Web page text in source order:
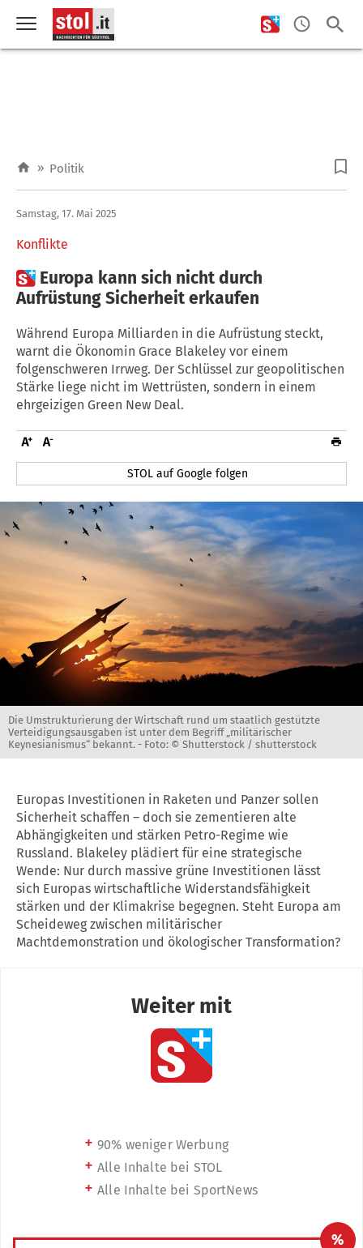
» Politik
Konflikte
Samstag, 17. Mai 2025
 Europa kann sich nicht durch
Aufrüstung Sicherheit erkaufen
Während Europa Milliarden in die Aufrüstung steckt,
warnt die Ökonomin Grace Blakeley vor einem
folgenschweren Irrweg. Der Schlüssel zur geopolitischen
Stärke liege nicht im Wettrüsten, sondern in einem
ehrgeizigen Green New Deal.
STOL auf Google folgen
Die Umstrukturierung der Wirtschaft rund um staatlich gestützte
Verteidigungsausgaben ist unter dem Begriff „militärischer
Keynesianismus“ bekannt. - Foto: © Shutterstock / shutterstock
Europas Investitionen in Raketen und Panzer sollen
Sicherheit schaffen – doch sie zementieren alte
Abhängigkeiten und stärken Petro-Regime wie
Russland. Blakeley plädiert für eine strategische
Wende: Nur durch massive grüne Investitionen lässt
sich Europas wirtschaftliche Widerstandsfähigkeit
stärken und der Klimakrise begegnen. Steht Europa am
Scheideweg zwischen militärischer
Machtdemonstration und ökologischer Transformation?